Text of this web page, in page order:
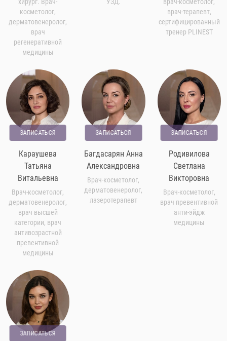
косметолог,
дерматовенеролог,
врач
регенеративной
медицины
врач-терапевт,
сертифицированный
тренер PLINEST
ЗАПИСАТЬСЯ
Караушева
Татьяна
Витальевна
Врач-косметолог,
дерматовенеролог,
врач высшей
категории, врач
антивозрастной
превентивной
медицины
ЗАПИСАТЬСЯ
Багдасарян Анна
Александровна
Врач-косметолог,
дерматовенеролог,
лазеротерапевт
ЗАПИСАТЬСЯ
Родивилова
Светлана
Викторовна
Врач-косметолог,
врач превентивной
анти-эйдж
медицины
ЗАПИСАТЬСЯ